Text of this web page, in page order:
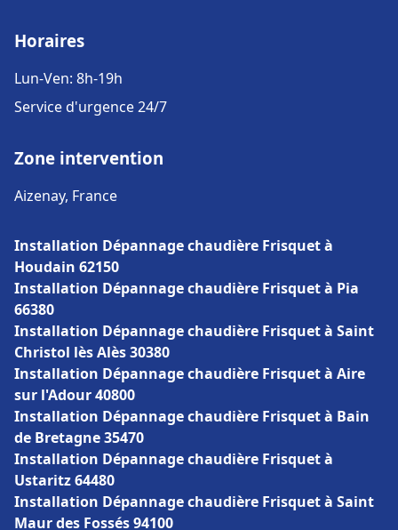
Horaires
Lun-Ven: 8h-19h
Service d'urgence 24/7
Zone intervention
Aizenay, France
Installation Dépannage chaudière Frisquet à
Houdain 62150
Installation Dépannage chaudière Frisquet à Pia
66380
Installation Dépannage chaudière Frisquet à Saint
Christol lès Alès 30380
Installation Dépannage chaudière Frisquet à Aire
sur l'Adour 40800
Installation Dépannage chaudière Frisquet à Bain
de Bretagne 35470
Installation Dépannage chaudière Frisquet à
Ustaritz 64480
Installation Dépannage chaudière Frisquet à Saint
Maur des Fossés 94100